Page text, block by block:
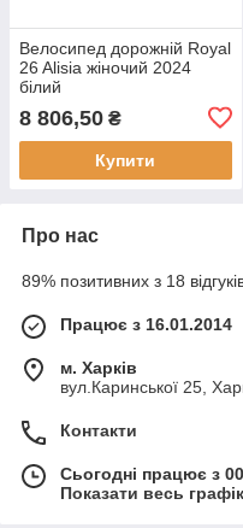
Велосипед дорожній Royal
26 Alisia жіночий 2024
білий
8 806,50 ₴
Купити
Про нас
89% позитивних з 18
Працює з 16.01.2014
м. Харків
вул.Каринської 25,
Контакти
Сьогодні працює з
Показати весь